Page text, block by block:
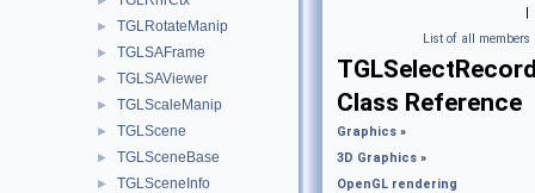
► TGLRotateManip
► TGLSAFrame
► TGLSAViewer
► TGLScaleManip
► TGLScene
► TGLSceneBase
► TGLSceneInfo
|
List of all members
Class Reference
Graphics »
3D Graphics »
OpenGL rendering